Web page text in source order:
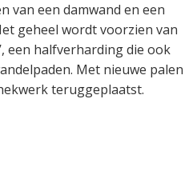
van een damwand en een
geheel wordt voorzien van
een halfverharding die ook
Met nieuwe palen
teruggeplaatst.